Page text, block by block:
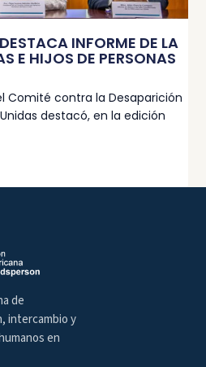
INFORME DE LA
E HIJOS DE PERSONAS
Comité contra la Desaparición
destacó, en la edición
de
intercambio y
en